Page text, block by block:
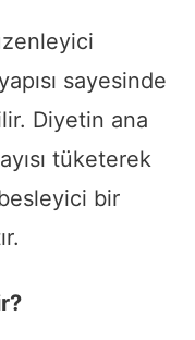
sayesinde
Diyetin ana
tüketerek
bir